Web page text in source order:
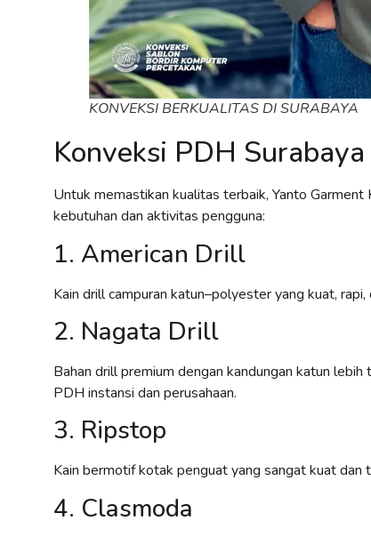
KONVEKSI BERKUALITAS DI SURABAYA
Konveksi PDH
Untuk memastikan kualitas terbaik, Yanto Garment
kebutuhan dan aktivitas pengguna:
1. American Drill
Kain drill campuran katun–polyester yang kuat,
2. Nagata Drill
Bahan drill premium dengan kandungan katun
PDH instansi dan perusahaan.
3. Ripstop
Kain bermotif kotak penguat yang sangat kuat dan
4. Clasmoda